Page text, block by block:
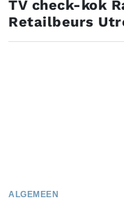
TV check-kok
Retailbeurs
ALGEMEEN